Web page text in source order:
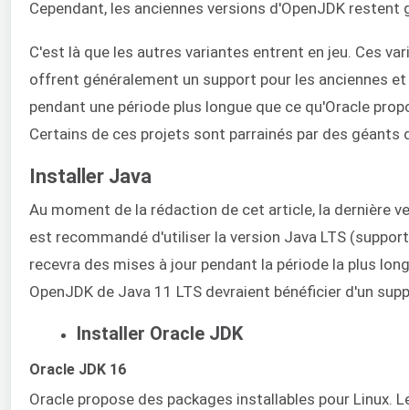
Cependant, les anciennes versions d'OpenJDK restent
C'est là que les autres variantes entrent en jeu. Ces
offrent généralement un support pour les anciennes
pendant une période plus longue que ce qu'Oracle
Certains de ces projets sont parrainés par des géants
Installer Java
Au moment de la rédaction de cet article, la dernière
est recommandé d'utiliser la version Java LTS
recevra des mises à jour pendant la période la plus
OpenJDK de Java 11 LTS devraient bénéficier d'un
Installer Oracle JDK
Oracle JDK 16
Oracle propose des packages installables pour Linux.